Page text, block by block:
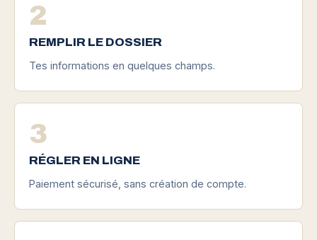
2
REMPLIR LE DOSSIER
Tes informations en quelques champs.
3
RÉGLER EN LIGNE
Paiement sécurisé, sans création de compte.